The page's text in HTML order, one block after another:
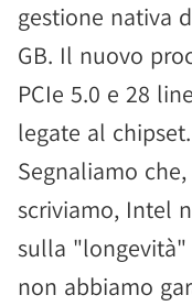
gestione nativa
GB. Il nuovo
PCIe 5.0 e 28
legate al chipset.
Segnaliamo
scriviamo, Intel
sulla
non abbiamo